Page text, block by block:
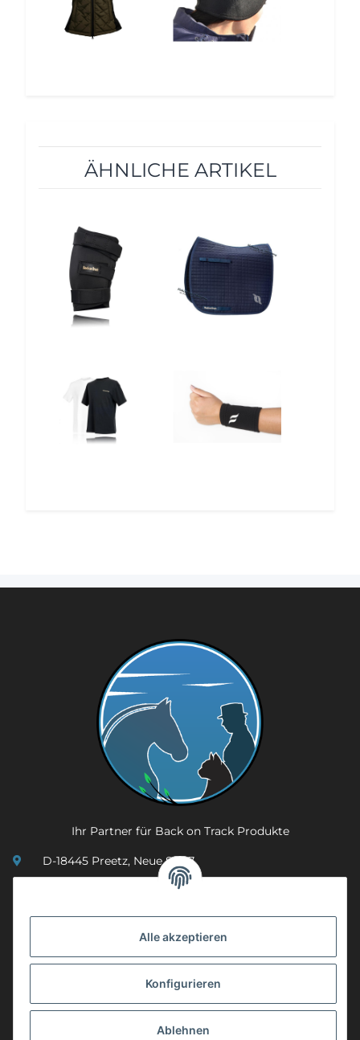
Alle akzeptieren
Konfigurieren
Ablehnen
ÄHNLICHE ARTIKEL
10%
Ihr Partner für Back on Track Produkte
D-18445 Preetz, Neue Str. 7
info@mobility-in-harmony.de
Informationen
Back on Track